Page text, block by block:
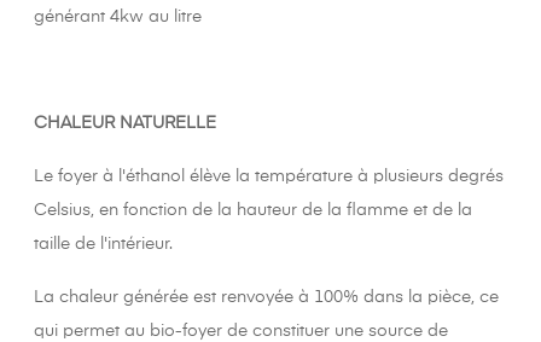
générant 4kw au litre
CHALEUR NATURELLE
Le foyer à l'éthanol élève la température à plusieurs degrés
Celsius, en fonction de la hauteur de la flamme et de la
taille de l'intérieur.
La chaleur générée est renvoyée à 100% dans la pièce, ce
qui permet au bio-foyer de constituer une source de